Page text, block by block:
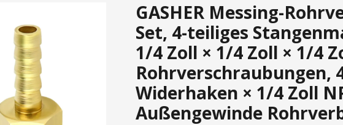
GASHER Messing-
Set, 4-teiliges
1/4 Zoll × 1/4 Zoll × 1/4
Rohrverschraubungen,
Widerhaken × 1/4 Zoll
Außengewinde